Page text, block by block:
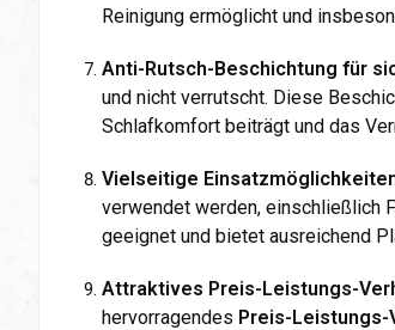
Reinigung ermöglicht und
Anti-Rutsch-Beschichtung für
und nicht verrutscht. Diese
Schlafkomfort beiträgt und das
Vielseitige
verwendet werden, einschließlich
geeignet und bietet ausreichend
Attraktives Preis-Leistungs-
hervorragendes Preis-Leistungs-